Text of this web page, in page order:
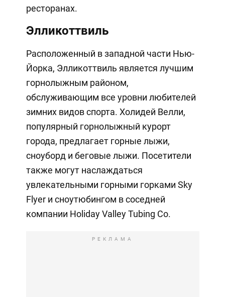
ресторанах.
Элликоттвиль
Расположенный в западной части Нью-
Йорка, Элликоттвиль является лучшим
горнолыжным районом,
обслуживающим все уровни любителей
зимних видов спорта. Холидей Велли,
популярный горнолыжный курорт
города, предлагает горные лыжи,
сноуборд и беговые лыжи. Посетители
также могут наслаждаться
увлекательными горными горками Sky
Flyer и сноутюбингом в соседней
компании Holiday Valley Tubing Co.
РЕКЛАМА